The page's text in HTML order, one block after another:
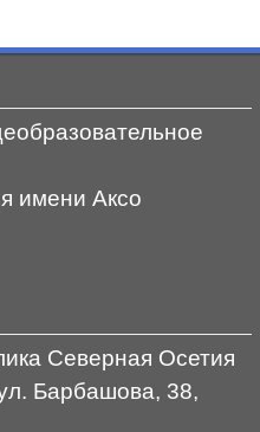
имени Аксо
Северная Осетия
Барбашова, 38,